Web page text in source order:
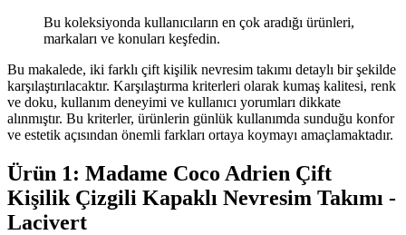
Bu koleksiyonda kullanıcıların en çok aradığı ürünleri,
markaları ve konuları keşfedin.
Bu makalede, iki farklı çift kişilik nevresim takımı detaylı bir şekilde
karşılaştırılacaktır. Karşılaştırma kriterleri olarak kumaş kalitesi, renk
ve doku, kullanım deneyimi ve kullanıcı yorumları dikkate
alınmıştır. Bu kriterler, ürünlerin günlük kullanımda sunduğu konfor
ve estetik açısından önemli farkları ortaya koymayı amaçlamaktadır.
Ürün 1: Madame Coco Adrien Çift
Kişilik Çizgili Kapaklı Nevresim Takımı -
Lacivert